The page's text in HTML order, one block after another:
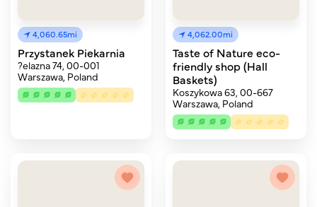
4,060.65mi
Przystanek Piekarnia
?elazna 74, 00-001
Warszawa, Poland
4,062.00mi
Taste of Nature eco-
friendly shop (Hall
Baskets)
Koszykowa 63, 00-667
Warszawa, Poland